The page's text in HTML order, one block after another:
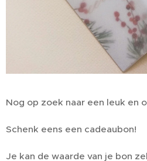
Nog op zoek naar een leuk en
Schenk eens een cadeaubon!
Je kan de waarde van je bon